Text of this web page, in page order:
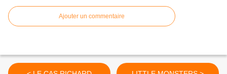
Ajouter un commentaire